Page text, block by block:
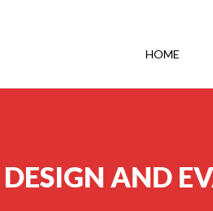
HOME
AND